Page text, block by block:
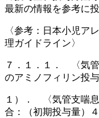
最新の情報を参考に
〈参考：日本小児ア
理ガイドライン〉
７．１．１． 〈気
のアミノフィリン投与
１）． 〈気管支喘
合：（初期投与量）